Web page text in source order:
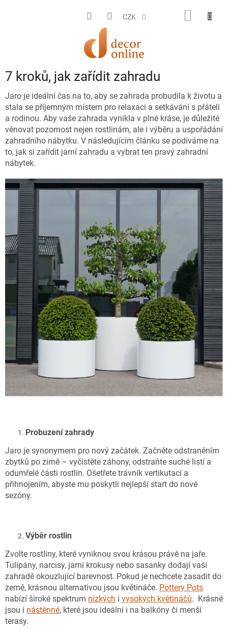
CZK
7 kroků, jak zařídit zahradu
Jaro je ideální čas na to, aby se zahrada probudila k životu a
stala se příjemným místem pro relaxaci a setkávání s přáteli
a rodinou. Aby vaše zahrada vynikla v plné kráse, je důležité
věnovat pozornost nejen rostlinám, ale i výběru a uspořádání
zahradního nábytku. V následujícím článku se podíváme na
to, jak si zařídit jarní zahradu a vybrat ten pravý zahradní
nábytek.
Probuzení zahrady
Jaro je synonymem pro nový začátek. Začněte odstraněním
zbytků po zimě – vyčistěte záhony, odstraňte suché listí a
odumřelé části rostlin. Ošetřete trávník vertikutací a
přihnojením, abyste mu poskytli nejlepší start do nové
sezóny.
Výběr rostlin
Zvolte rostliny, které vyniknou svou krásou právě na jaře.
Tulipány, narcisy, jarní krokusy nebo sasanky dodají vaší
zahradě okouzlující barevnost. Pokud je nechcete zasadit do
země, krásnou alternativou jsou květináče. Pottery Pots
nabízí široké spektrum nízkých i vysokých květináčů. Krásné
jsou i nástěnné, které jsou ideální i na balkóny či menší
terasy.